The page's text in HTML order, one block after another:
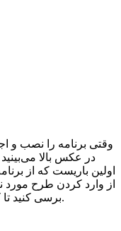
وقتی برنامه را نصب و
در عکس بالا
اولین باریست که از
از وارد کردن طرح مورد
برسی کنید تا کمی با قسمتهای مختلف برنامه آشنا شوید.